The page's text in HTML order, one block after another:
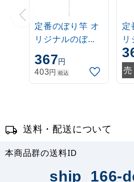
定番のぼり竿 オ
リジナルのぼり
ポール 1.6～3m
伸縮式 白
(30537***)
367円
403円 税込
定
ポ
伸
送料・配送について
本商品群の送料ID
ship_166-